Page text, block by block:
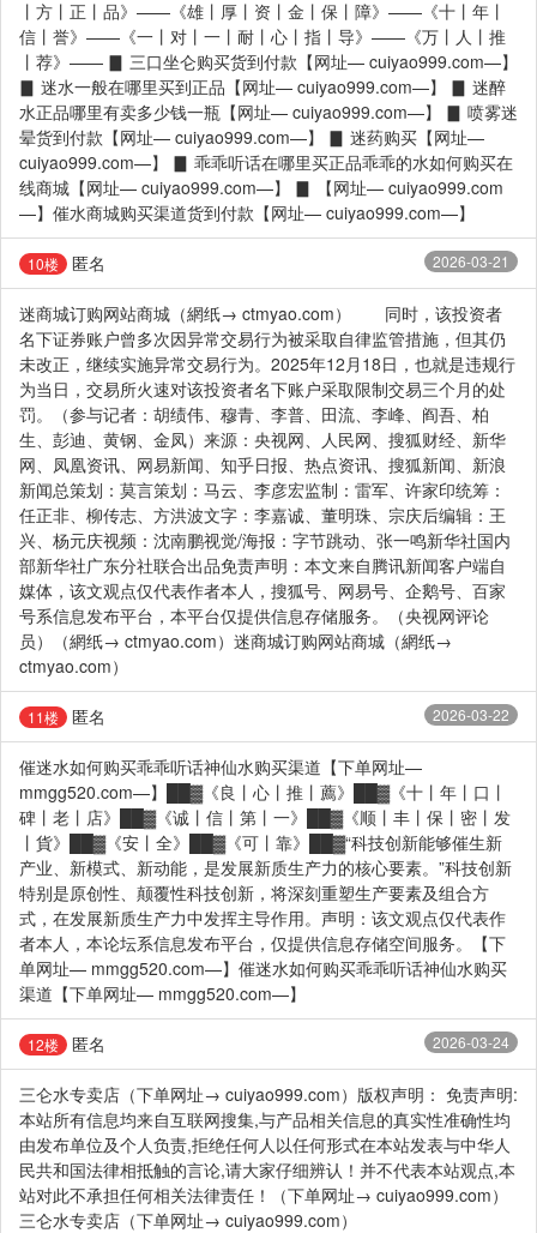
丨方丨正丨品》——《雄丨厚丨资丨金丨保丨障》——《十丨年丨
信丨誉》——《一丨对丨一丨耐丨心丨指丨导》——《万丨人丨推
丨荐》—— ▊ 三口坐仑购买货到付款【网址— cuiyao999.com—】
▊ 迷水一般在哪里买到正品【网址— cuiyao999.com—】 ▊ 迷醉
水正品哪里有卖多少钱一瓶【网址— cuiyao999.com—】 ▊ 喷雾迷
晕货到付款【网址— cuiyao999.com—】 ▊ 迷药购买【网址—
cuiyao999.com—】 ▊ 乖乖听话在哪里买正品乖乖的水如何购买在
线商城【网址— cuiyao999.com—】 ▊ 【网址— cuiyao999.com
—】催水商城购买渠道货到付款【网址— cuiyao999.com—】
10楼 匿名 2026-03-21
迷商城订购网站商城（網纸→ ctmyao.com） 同时，该投资者
名下证券账户曾多次因异常交易行为被采取自律监管措施，但其仍
未改正，继续实施异常交易行为。2025年12月18日，也就是违规行
为当日，交易所火速对该投资者名下账户采取限制交易三个月的处
罚。（参与记者：胡绩伟、穆青、李普、田流、李峰、阎吾、柏
生、彭迪、黄钢、金凤）来源：央视网、人民网、搜狐财经、新华
网、凤凰资讯、网易新闻、知乎日报、热点资讯、搜狐新闻、新浪
新闻总策划：莫言策划：马云、李彦宏监制：雷军、许家印统筹：
任正非、柳传志、方洪波文字：李嘉诚、董明珠、宗庆后编辑：王
兴、杨元庆视频：沈南鹏视觉/海报：字节跳动、张一鸣新华社国内
部新华社广东分社联合出品免责声明：本文来自腾讯新闻客户端自
媒体，该文观点仅代表作者本人，搜狐号、网易号、企鹅号、百家
号系信息发布平台，本平台仅提供信息存储服务。（央视网评论
员）（網纸→ ctmyao.com）迷商城订购网站商城（網纸→
ctmyao.com）
11楼 匿名 2026-03-22
催迷水如何购买乖乖听话神仙水购买渠道【下单网址—
mmgg520.com—】██▓《良丨心丨推丨薦》██▓《十丨年丨口丨
碑丨老丨店》██▓《诚丨信丨第丨一》██▓《顺丨丰丨保丨密丨发
丨貨》██▓《安丨全》██▓《可丨靠》██▓“科技创新能够催生新
产业、新模式、新动能，是发展新质生产力的核心要素。”科技创新
特别是原创性、颠覆性科技创新，将深刻重塑生产要素及组合方
式，在发展新质生产力中发挥主导作用。声明：该文观点仅代表作
者本人，本论坛系信息发布平台，仅提供信息存储空间服务。【下
单网址— mmgg520.com—】催迷水如何购买乖乖听话神仙水购买
渠道【下单网址— mmgg520.com—】
12楼 匿名 2026-03-24
三仑水专卖店（下单网址→ cuiyao999.com）版权声明： 免责声明:
本站所有信息均来自互联网搜集,与产品相关信息的真实性准确性均
由发布单位及个人负责,拒绝任何人以任何形式在本站发表与中华人
民共和国法律相抵触的言论,请大家仔细辨认！并不代表本站观点,本
站对此不承担任何相关法律责任！（下单网址→ cuiyao999.com）
三仑水专卖店（下单网址→ cuiyao999.com）